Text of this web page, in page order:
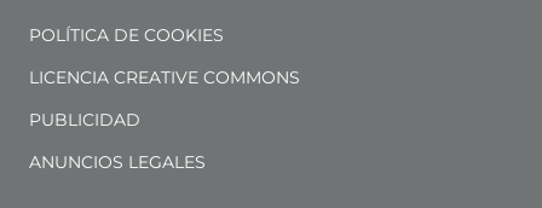
POLÍTICA DE COOKIES
LICENCIA CREATIVE COMMONS
PUBLICIDAD
ANUNCIOS LEGALES